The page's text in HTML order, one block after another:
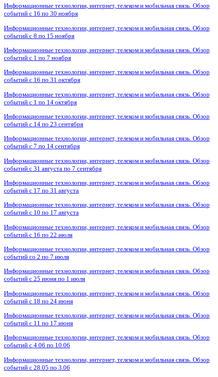
Информационные технологии, интернет, телеком и мобильная связь. Обзор
событий с 16 по 30 ноября
Информационные технологии, интернет, телеком и мобильная связь. Обзор
событий с 8 по 15 ноября
Информационные технологии, интернет, телеком и мобильная связь. Обзор
событий с 1 по 7 ноября
Информационные технологии, интернет, телеком и мобильная связь. Обзор
событий с 16 по 31 октября
Информационные технологии, интернет, телеком и мобильная связь. Обзор
событий с 1 по 14 октября
Информационные технологии, интернет, телеком и мобильная связь. Обзор
событий с 14 по 23 сентября
Информационные технологии, интернет, телеком и мобильная связь. Обзор
событий с 7 по 14 сентября
Информационные технологии, интернет, телеком и мобильная связь. Обзор
событий с 31 августа по 7 сентября
Информационные технологии, интернет, телеком и мобильная связь. Обзор
событий с 17 по 31 августа
Информационные технологии, интернет, телеком и мобильная связь. Обзор
событий с 10 по 17 августа
Информационные технологии, интернет, телеком и мобильная связь. Обзор
событий с 16 по 22 июля
Информационные технологии, интернет, телеком и мобильная связь. Обзор
событий со 2 по 7 июля
Информационные технологии, интернет, телеком и мобильная связь. Обзор
событий с 25 июня по 1 июля
Информационные технологии, интернет, телеком и мобильная связь. Обзор
событий с 18 по 24 июня
Информационные технологии, интернет, телеком и мобильная связь. Обзор
событий с 11 по 17 июня
Информационные технологии, интернет, телеком и мобильная связь. Обзор
событий с 4.06 по 10.06
Информационные технологии, интернет, телеком и мобильная связь. Обзор
событий с 28.05 по 3.06